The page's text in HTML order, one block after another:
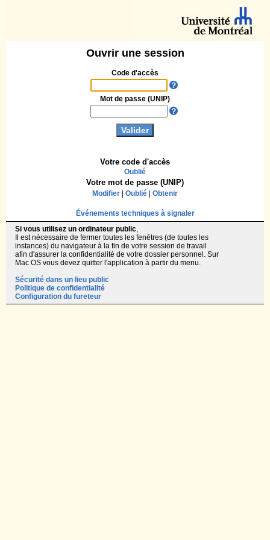
Ouvrir une session
Code d'accès
Votre code d'accès
Oublié
Mot de passe (UNIP)
Votre mot de passe (UNIP)
Modifier Oublié Obtenir
Événements techniques à signaler
Si vous utilisez un ordinateur public,
Il est nécessaire de fermer toutes les fenêtres (de toutes les
instances) du navigateur à la fin de votre session de travail
afin d'assurer la confidentialité de votre dossier personnel. Sur
Mac OS vous devez quitter l'application à partir du menu.
Sécurité dans un lieu public
Politique de confidentialité
Configuration du fureteur